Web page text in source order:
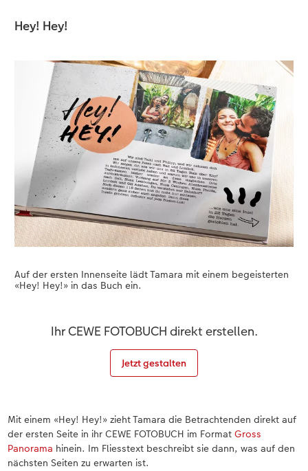
Zubehör
Hey! Hey!
Auf der ersten Innenseite lädt Tamara mit einem begeisterten
«Hey! Hey!» in das Buch ein.
Ihr CEWE FOTOBUCH direkt erstellen.
Jetzt gestalten
Mit einem «Hey! Hey!» zieht Tamara die Betrachtenden direkt auf
der ersten Seite in ihr CEWE FOTOBUCH im FormatGross
Panorama hinein. Im Fliesstext beschreibt sie dann, was auf den
nächsten Seiten zu erwarten ist.